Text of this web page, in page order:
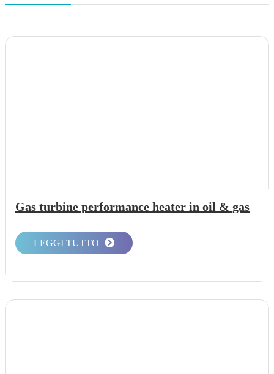
Gas turbine performance heater in oil & gas
LEGGI TUTTO